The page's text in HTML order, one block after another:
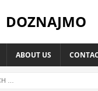
DOZNAJMO
ABOUT US